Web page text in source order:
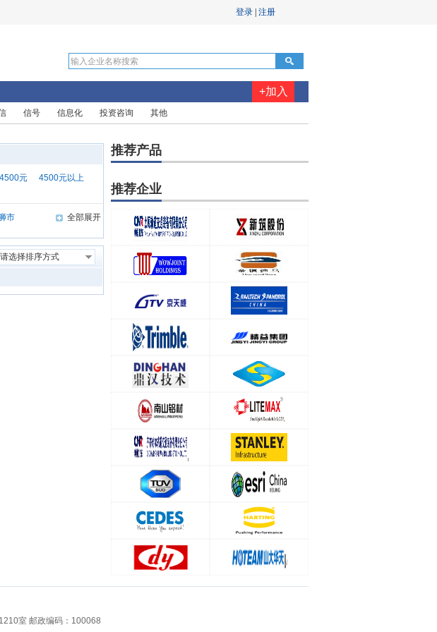
+加入
信号 信息化 投资咨询 其他
元
4500元以上
全部展开
市
请选择排序方式
推荐产品
推荐企业
室 邮政编码：100068